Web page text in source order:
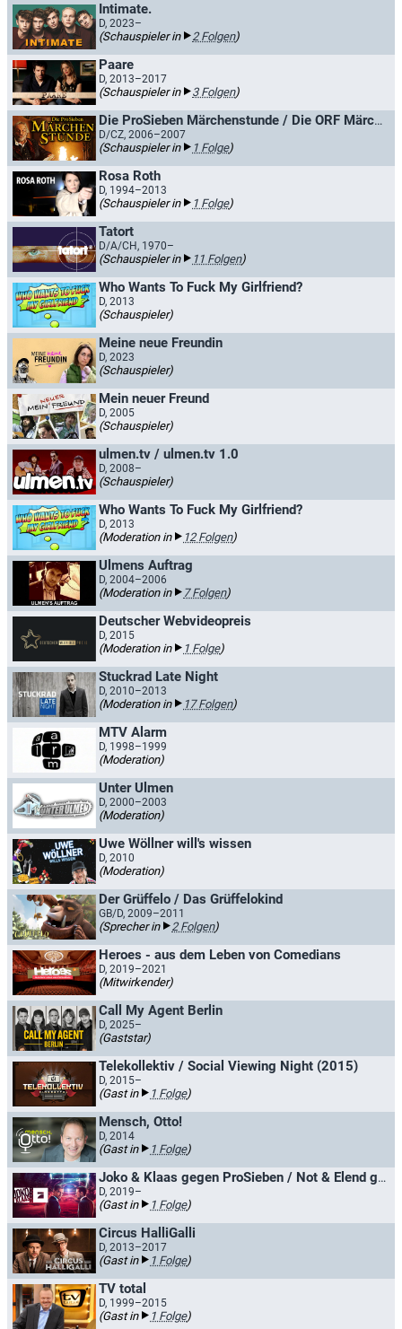
Intimate.
D, 2023–
(Schauspieler in 2 Folgen)
Paare
D, 2013–2017
(Schauspieler in 3 Folgen)
Die ProSieben Märchenstunde / Die ORF Märchenstunde
D/CZ, 2006–2007
(Schauspieler in 1 Folge)
Rosa Roth
D, 1994–2013
(Schauspieler in 1 Folge)
Tatort
D/A/CH, 1970–
(Schauspieler in 11 Folgen)
Who Wants To Fuck My Girlfriend?
D, 2013
(Schauspieler)
Meine neue Freundin
D, 2023
(Schauspieler)
Mein neuer Freund
D, 2005
(Schauspieler)
ulmen.tv / ulmen.tv 1.0
D, 2008–
(Schauspieler)
Who Wants To Fuck My Girlfriend?
D, 2013
(Moderation in 12 Folgen)
Ulmens Auftrag
D, 2004–2006
(Moderation in 7 Folgen)
Deutscher Webvideopreis
D, 2015
(Moderation in 1 Folge)
Stuckrad Late Night
D, 2010–2013
(Moderation in 17 Folgen)
MTV Alarm
D, 1998–1999
(Moderation)
Unter Ulmen
D, 2000–2003
(Moderation)
Uwe Wöllner will's wissen
D, 2010
(Moderation)
Der Grüffelo / Das Grüffelokind
GB/D, 2009–2011
(Sprecher in 2 Folgen)
Heroes - aus dem Leben von Comedians
D, 2019–2021
(Mitwirkender)
Call My Agent Berlin
D, 2025–
(Gaststar)
Telekollektiv / Social Viewing Night (2015)
D, 2015–
(Gast in 1 Folge)
Mensch, Otto!
D, 2014
(Gast in 1 Folge)
Joko & Klaas gegen ProSieben / Not & Elend gegen ProSieben
D, 2019–
(Gast in 1 Folge)
Circus HalliGalli
D, 2013–2017
(Gast in 1 Folge)
TV total
D, 1999–2015
(Gast in 1 Folge)